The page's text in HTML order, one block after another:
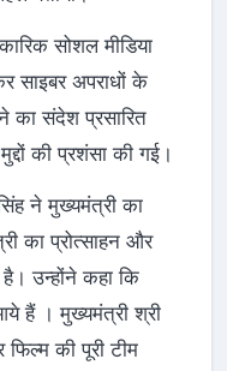
सोशल मीडिया
साइबर अपराधों के
का संदेश प्रसारित
की प्रशंसा की गई।
ने मुख्यमंत्री का
का प्रोत्साहन और
उन्होंने कहा कि
हैं । मुख्यमंत्री श्री
फिल्म की पूरी टीम